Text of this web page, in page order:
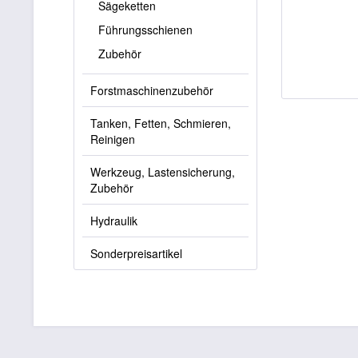
Sägeketten
Führungsschienen
Zubehör
Forstmaschinenzubehör
Tanken, Fetten, Schmieren,
Reinigen
Werkzeug, Lastensicherung,
Zubehör
Hydraulik
Sonderpreisartikel